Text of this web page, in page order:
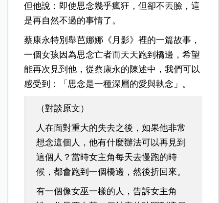
但他說：即使思念幾乎瘋狂，但卻不丟臉，這
是再自然不過的事情了。
蔡康永特別舉芭娜娜《月影》裡的一篇故事，
一個女孩因為思念亡者而天天跑到橋邊，希望
能再次見到他，從蔡康永的陳述中，我們可以
感受到：「思念是一種深層的愛與執念」。
（對談原文）
人在面對重大的失去之後，如果他非常
想念這個人，他有什麼辦法可以再見到
這個人？當時女主角每天去慢跑的時
候，都會跑到一個橋邊，然後折回來。
有一個像女巫一樣的人，告訴女主角